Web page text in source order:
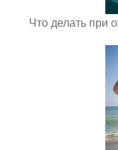
Что делать при